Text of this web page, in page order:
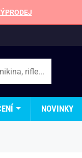
NOVINKY